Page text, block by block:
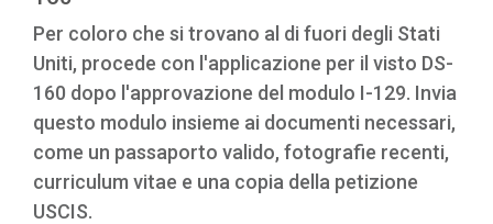
Per coloro che si trovano al di fuori degli Stati
Uniti, procede con l'applicazione per il visto DS-
160 dopo l'approvazione del modulo I-129. Invia
questo modulo insieme ai documenti necessari,
come un passaporto valido, fotografie recenti,
curriculum vitae e una copia della petizione
USCIS.